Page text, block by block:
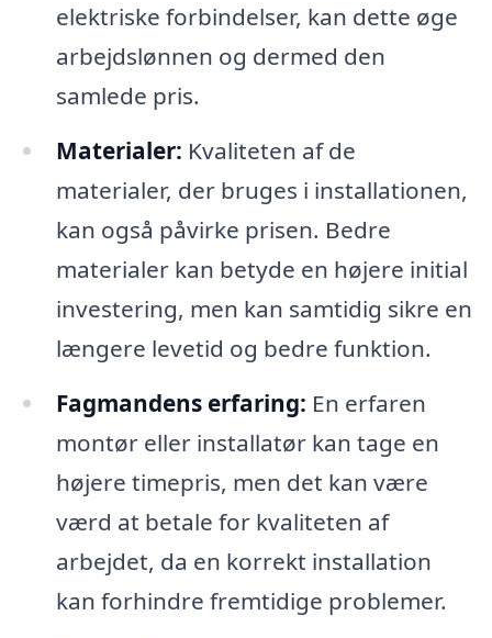
elektriske forbindelser, kan dette øge
arbejdslønnen og dermed den
samlede pris.
Materialer: Kvaliteten af de
materialer, der bruges i installationen,
kan også påvirke prisen. Bedre
materialer kan betyde en højere initial
investering, men kan samtidig sikre en
længere levetid og bedre funktion.
Fagmandens erfaring: En erfaren
montør eller installatør kan tage en
højere timepris, men det kan være
værd at betale for kvaliteten af
arbejdet, da en korrekt installation
kan forhindre fremtidige problemer.